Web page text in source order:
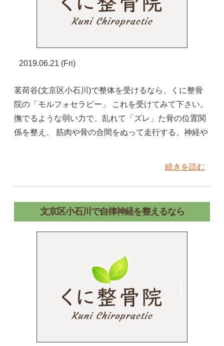
2019.06.21 (Fri)
茗荷谷(文京区小石川)で整体を受けるなら、くに整骨
院の「モルフォセラピー」 これを受けてみて下さい。
撫でるような弱い力で、乱れて「ズレ」た骨の位置関
係を整え、 筋肉や骨の合間をぬって走行する、神経や
続きを読む
文京区小石川で自律神経を整えるなら